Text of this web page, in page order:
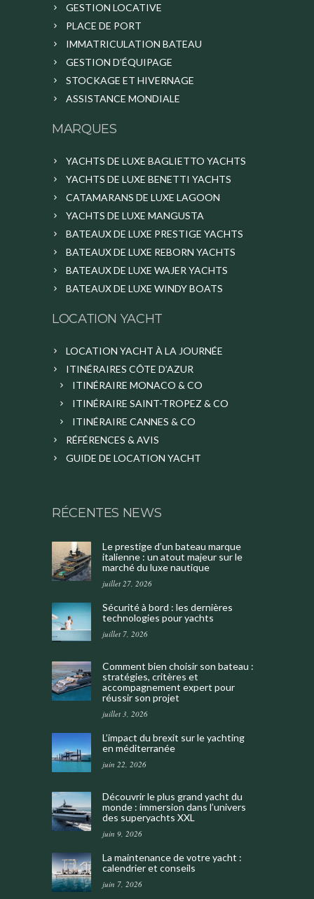
GESTION LOCATIVE
PLACE DE PORT
IMMATRICULATION BATEAU
GESTION D’ÉQUIPAGE
STOCKAGE ET HIVERNAGE
ASSISTANCE MONDIALE
MARQUES
YACHTS DE LUXE BAGLIETTO YACHTS
YACHTS DE LUXE BENETTI YACHTS
CATAMARANS DE LUXE LAGOON
YACHTS DE LUXE MANGUSTA
BATEAUX DE LUXE PRESTIGE YACHTS
BATEAUX DE LUXE REBORN YACHTS
BATEAUX DE LUXE WAJER YACHTS
BATEAUX DE LUXE WINDY BOATS
LOCATION YACHT
LOCATION YACHT À LA JOURNÉE
ITINÉRAIRES CÔTE D’AZUR
ITINÉRAIRE MONACO & CO
ITINÉRAIRE SAINT-TROPEZ & CO
ITINÉRAIRE CANNES & CO
RÉFÉRENCES & AVIS
GUIDE DE LOCATION YACHT
RÉCENTES NEWS
Le prestige d’un bateau marque
italienne : un atout majeur sur le
marché du luxe nautique
juillet 27, 2026
Sécurité à bord : les dernières
technologies pour yachts
juillet 7, 2026
Comment bien choisir son bateau :
stratégies, critères et
accompagnement expert pour
réussir son projet
juillet 3, 2026
L’impact du brexit sur le yachting
en méditerranée
juin 22, 2026
Découvrir le plus grand yacht du
monde : immersion dans l’univers
des superyachts XXL
juin 9, 2026
La maintenance de votre yacht :
calendrier et conseils
juin 7, 2026